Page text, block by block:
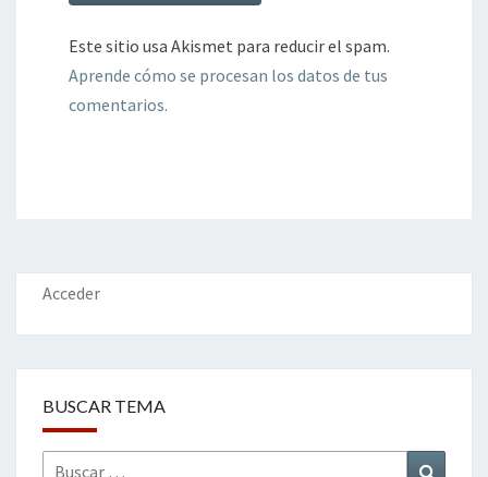
Este sitio usa Akismet para reducir el spam.
Aprende cómo se procesan los datos de tus
comentarios.
Acceder
BUSCAR TEMA
Buscar